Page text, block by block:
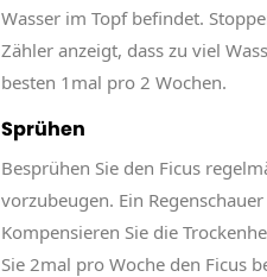
Wasser im Topf befindet.
Zähler anzeigt, dass zu viel
besten 1mal pro 2 Wochen.
Sprühen
Besprühen Sie den Ficus
vorzubeugen. Ein
Kompensieren Sie die
Sie 2mal pro Woche den Ficus